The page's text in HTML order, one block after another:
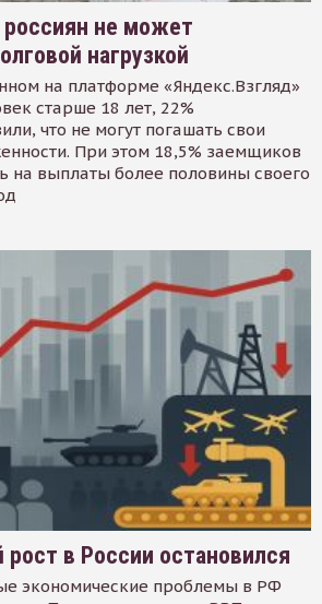
не может
нагрузкой
на платформе «Яндекс.Взгляд»
старше 18 лет, 22%
что не могут погашать свои
При этом 18,5% заемщиков
на выплаты более половины своего
в России остановился
экономические проблемы в РФ